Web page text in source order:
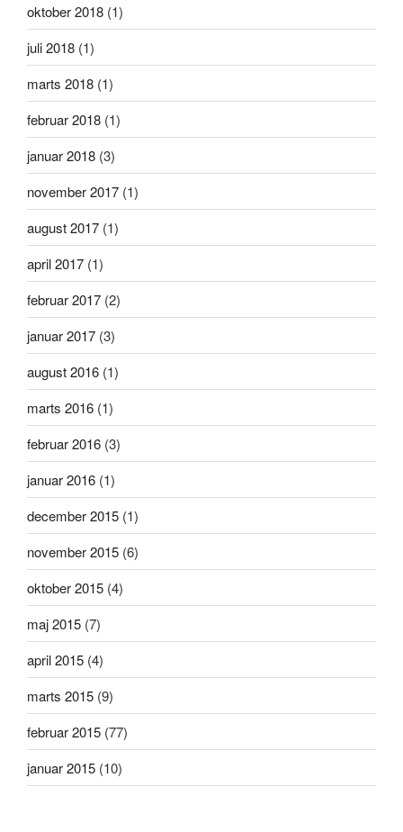
oktober 2018 (1)
juli 2018 (1)
marts 2018 (1)
februar 2018 (1)
januar 2018 (3)
november 2017 (1)
august 2017 (1)
april 2017 (1)
februar 2017 (2)
januar 2017 (3)
august 2016 (1)
marts 2016 (1)
februar 2016 (3)
januar 2016 (1)
december 2015 (1)
november 2015 (6)
oktober 2015 (4)
maj 2015 (7)
april 2015 (4)
marts 2015 (9)
februar 2015 (77)
januar 2015 (10)